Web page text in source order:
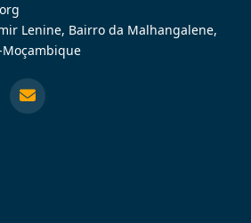
Lenine, Bairro da Malhangalene,